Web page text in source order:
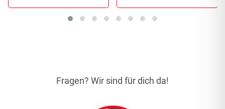
Fragen? Wir sind für dich da!